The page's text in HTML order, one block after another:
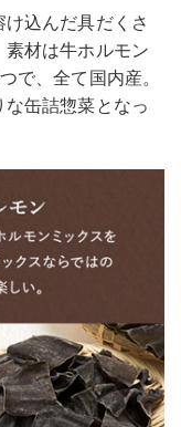
込んだ具だくさ
材は牛ホルモン
で、全て国内産。
缶詰惣菜となっ